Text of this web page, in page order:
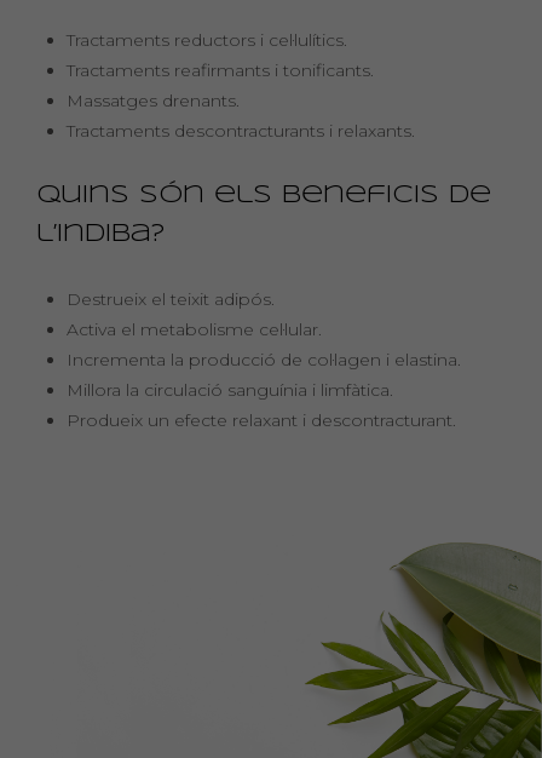
Tractaments reductors i cel·lulítics.
Tractaments reafirmants i tonificants.
Massatges drenants.
Tractaments descontracturants i relaxants.
Quins són els beneficis de
l’Indiba?
Destrueix el teixit adipós.
Activa el metabolisme cel·lular.
Incrementa la producció de col·lagen i elastina.
Millora la circulació sanguínia i limfàtica.
Produeix un efecte relaxant i descontracturant.